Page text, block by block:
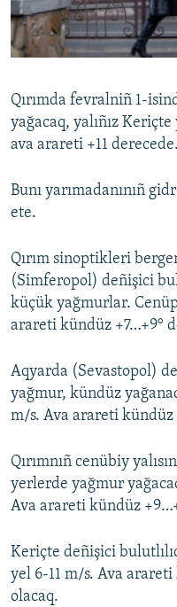
Русский
Українською
QOŞULIÑIZ!
RFE/RS bütün saytları
Qırımda fevralniñ 1-
yağacaq, yalıñız
ava arareti +11 derecede.
Bunı yarımadanınıñ
ete.
Qırım sinoptikleri
(Simferopol) deñişici
küçük yağmurlar.
arareti kündüz +7…+9°
Aqyarda (Sevastopol)
yağmur, kündüz
m/s. Ava arareti kündüz
Qırımnıñ cenübiy
yerlerde yağmur
Ava arareti kündüz
Keriçte deñişici
yel 6-11 m/s. Ava
olacaq.